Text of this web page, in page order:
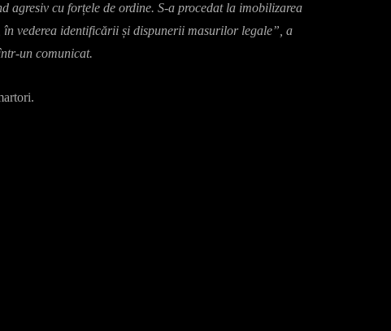
agresiv cu forțele de ordine. S-a procedat la imobilizarea
vederea identificării și dispunerii masurilor legale”, a
un comunicat.